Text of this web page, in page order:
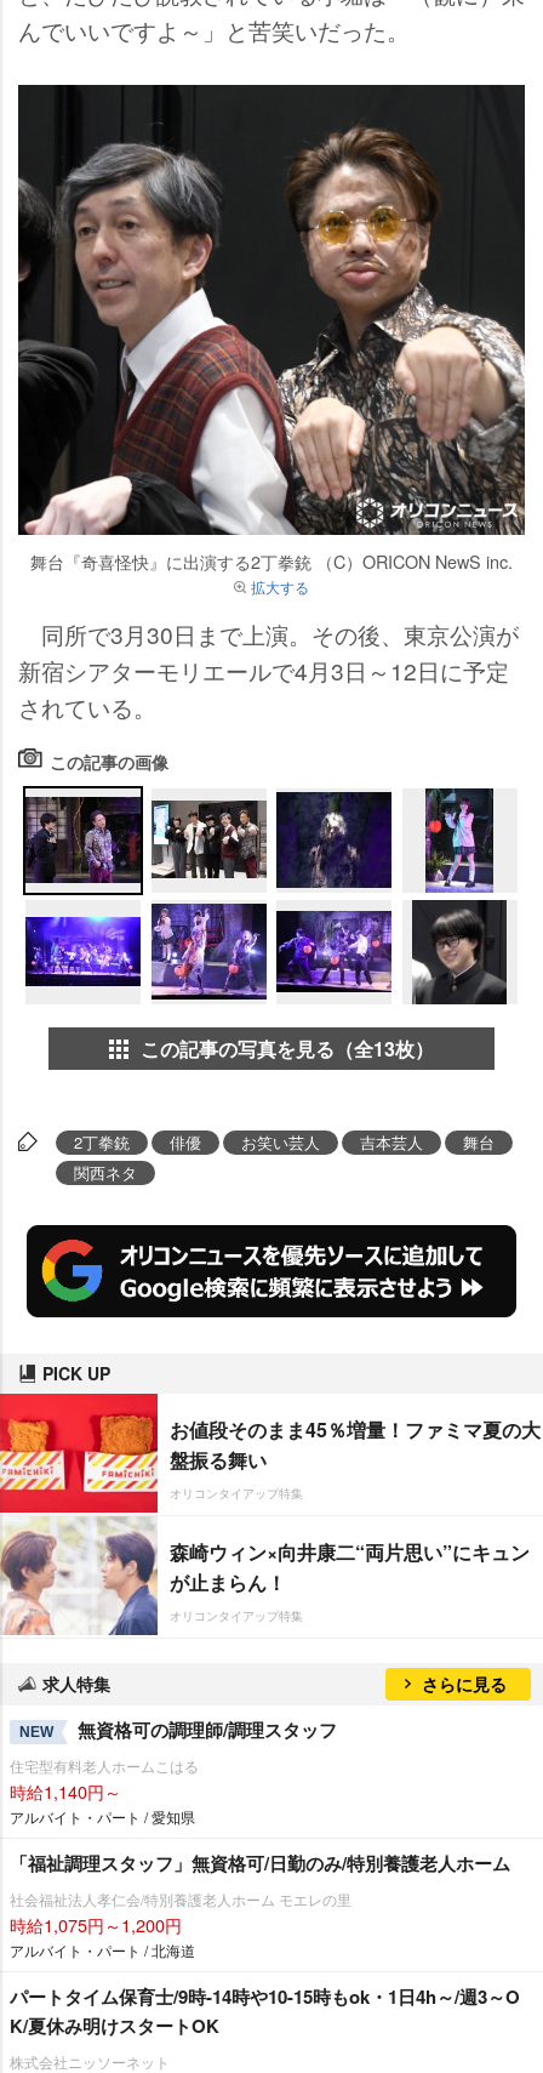
んでいいですよ～」と苦笑いだった。
舞台『奇喜怪快』に出演する2丁拳銃 （C）ORICON NewS inc.
拡大する
同所で3月30日まで上演。その後、東京公演が
新宿シアターモリエールで4月3日～12日に予定
されている。
この記事の画像
この記事の写真を見る（全13枚）
2丁拳銃 俳優 お笑い芸人 吉本芸人
舞台
関西ネタ
PICK UP
お値段そのまま45％増量！ファミマ夏の大
盤振る舞い
オリコンタイアップ特集
森崎ウィン×向井康二“両片思い”にキュン
が止まらん！
オリコンタイアップ特集
求人特集 さらに見る
NEW 無資格可の調理師/調理スタッフ
住宅型有料老人ホームこはる
時給1,140円～
アルバイト・パート / 愛知県
「福祉調理スタッフ」無資格可/日勤のみ/特別養護老人ホーム
社会福祉法人孝仁会/特別養護老人ホーム モエレの里
時給1,075円～1,200円
アルバイト・パート / 北海道
パートタイム保育士/9時-14時や10-15時もok・1日4h～/週3～O
K/夏休み明けスタートOK
株式会社ニッソーネット